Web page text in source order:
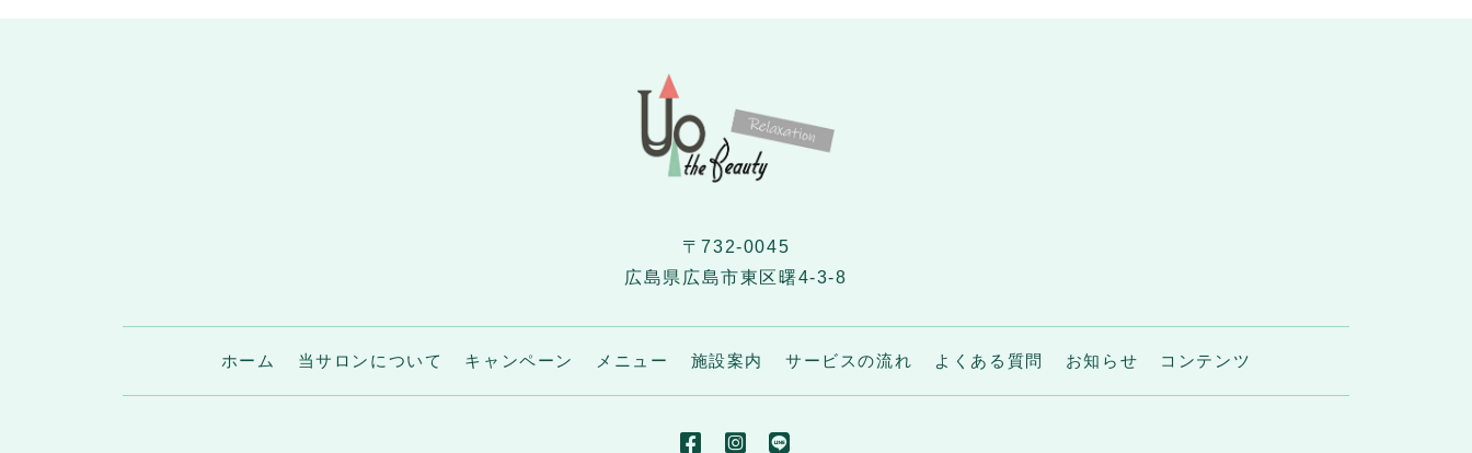
〒732-0045
広島県広島市東区曙4-3-8
ホーム 当サロンについて キャンペーン メニュー 施設案内 サービスの流れ よくある質問 お知らせ コンテンツ